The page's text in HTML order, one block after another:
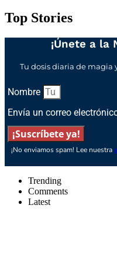
Top Stories
¡Únete a la
Tu dosis diaria de
Nombre
Envía un correo
¡Suscríbete ya!
¡No enviamos spam! Lee nuestra
Trending
Comments
Latest